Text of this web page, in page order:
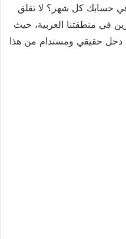
في حسابك كل شهر؟ لا تقلق
في منطقتنا العربية، حيث
دخل حقيقي ومستدام من هذا